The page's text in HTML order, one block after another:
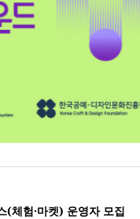
(체험·마켓) 운영자 모집